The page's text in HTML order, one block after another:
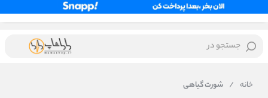
جستجو در
خانه / شورت گیاهی